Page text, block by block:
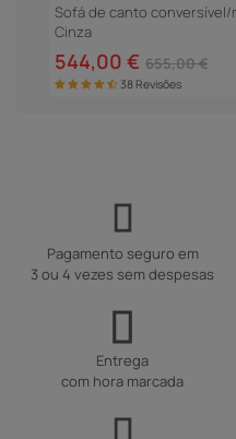
Sofá de canto
Cinza
544,00 € 655,00 €
38 Revisões
Pagamento seguro em
3 ou 4 vezes sem despesas
Entrega
com hora marcada